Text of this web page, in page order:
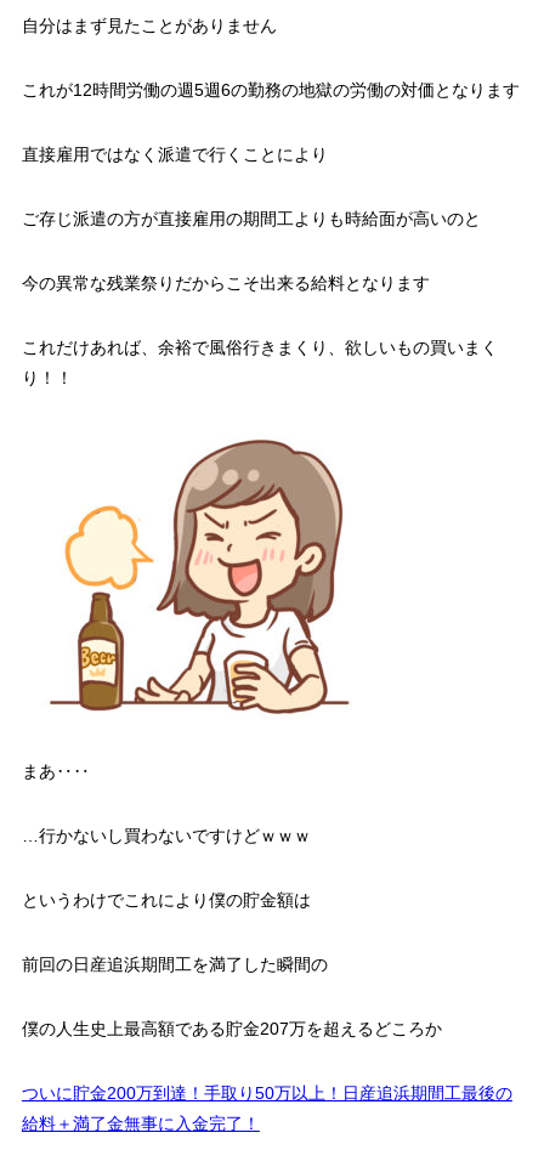
自分はまず見たことがありません
これが12時間労働の週5週6の勤務の地獄の労働の対価となります
直接雇用ではなく派遣で行くことにより
ご存じ派遣の方が直接雇用の期間工よりも時給面が高いのと
今の異常な残業祭りだからこそ出来る給料となります
これだけあれば、余裕で風俗行きまくり、欲しいもの買いまく
り！！
まあ‥‥
…行かないし買わないですけどｗｗｗ
というわけでこれにより僕の貯金額は
前回の日産追浜期間工を満了した瞬間の
僕の人生史上最高額である貯金207万を超えるどころか
ついに貯金200万到達！手取り50万以上！日産追浜期間工最後の
給料＋満了金無事に入金完了！